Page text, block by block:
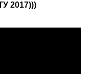
2017)))